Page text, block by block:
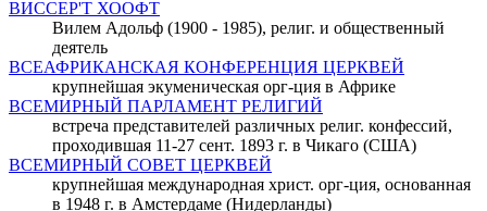
ВИССЕР'Т ХООФТ
Вилем Адольф (1900 - 1985), религ. и общественный
деятель
ВСЕАФРИКАНСКАЯ КОНФЕРЕНЦИЯ ЦЕРКВЕЙ
крупнейшая экуменическая орг-ция в Африке
ВСЕМИРНЫЙ ПАРЛАМЕНТ РЕЛИГИЙ
встреча представителей различных религ. конфессий,
проходившая 11-27 сент. 1893 г. в Чикаго (США)
ВСЕМИРНЫЙ СОВЕТ ЦЕРКВЕЙ
крупнейшая международная христ. орг-ция, основанная
в 1948 г. в Амстердаме (Нидерланды)